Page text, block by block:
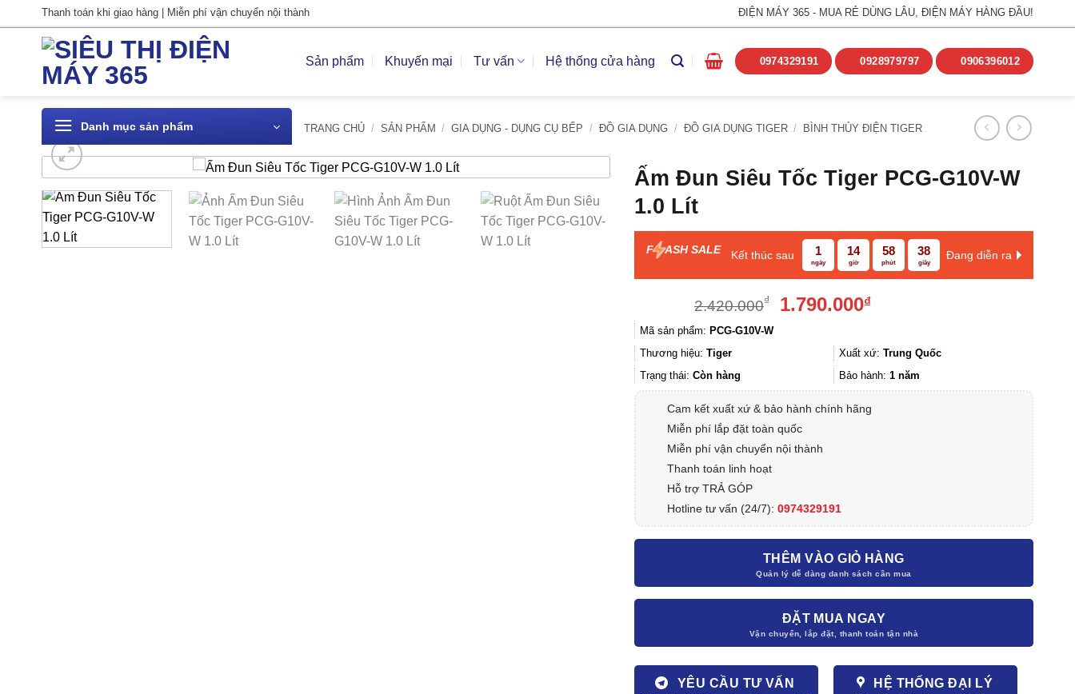
qua
Thanh toán khi giao hàng | Miễn phí vận chuyển nội thành ĐIỆN MÁY 365 - MUA RẺ DÙNG LÂU, ĐIỆN MÁY HÀNG ĐẦU!
Sản phẩm Khuyến mại Tư vấn Hệ thống cửa hàng 0974329191 0928979797 0906396012
Danh mục sản phẩm TRANG CHỦ / SẢN PHẨM / GIA DỤNG - DỤNG CỤ BẾP / ĐỒ GIA DỤNG / ĐỒ GIA DỤNG TIGER / BÌNH THỦY ĐIỆN TIGER
Ấm Đun Siêu Tốc Tiger PCG-G10V-W
1.0 Lít
F ASH SALE Kết thúc sau 1
ngày
14
giờ
58
phút
37
giây
Đang diễn ra
2.420.000₫
Giá
2.420.000₫.
1.790.000₫Giá
là:
1.790.000₫.
Mã sản phẩm: PCG-G10V-W
Thương hiệu: Tiger Xuất xứ:Trung Quốc
Trạng thái: Còn hàng Bảo hành:1 năm
Cam kết xuất xứ & bảo hành chính hãng
Miễn phí lắp đặt toàn quốc
Miễn phí vận chuyển nội thành
Thanh toán linh hoạt
Hỗ trợ TRẢ GÓP
Hotline tư vấn (24/7): 0974329191
THÊM VÀO GIỎ HÀNG
ĐẶT MUA NGAY
YÊU CẦU TƯ VẤN HỆ THỐNG ĐẠI LÝ